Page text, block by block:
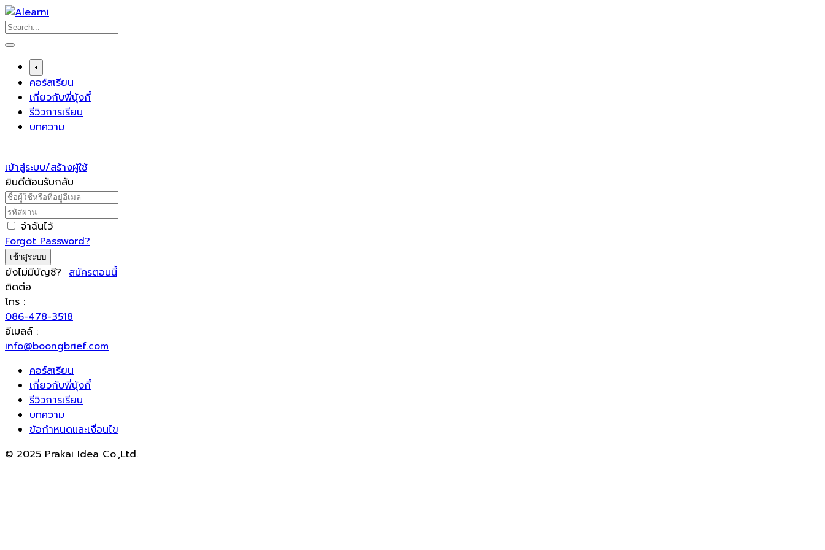
Skip
to
content
+
คอร์สเรียน
เกี่ยวกับพี่บุ้งกี๋
รีวิวการเรียน
บทความ
เข้าสู่ระบบ/สร้างผู้ใช้
ยินดีต้อนรับกลับ
จำฉันไว้
Forgot Password?
เข้าสู่ระบบ
ยังไม่มีบัญชี? สมัครตอนนี้
ติดต่อ
โทร :
086-478-3518
อีเมลล์ :
info@boongbrief.com
คอร์สเรียน
เกี่ยวกับพี่บุ้งกี๋
รีวิวการเรียน
บทความ
ข้อกำหนดและเงื่อนไข
© 2025 Prakai Idea Co.,Ltd.